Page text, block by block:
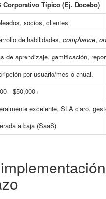
Corporativo Típico (Ej. Docebo)
socios, clientes
de habilidades, compliance,
de aprendizaje, gamificación,
por usuario/mes o anual.
- $50,000+
excelente, SLA claro,
a baja (SaaS)